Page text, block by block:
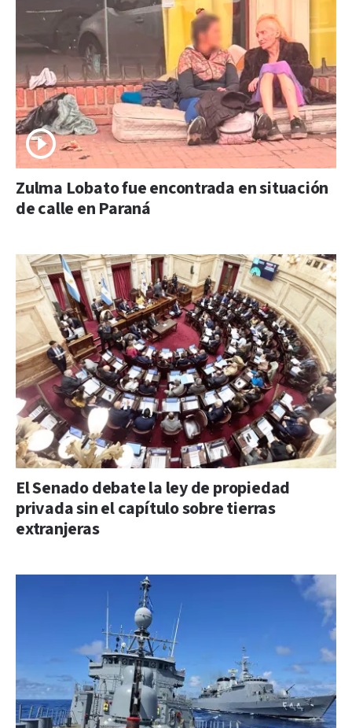
Zulma Lobato fue encontrada en situación
de calle en Paraná
El Senado debate la ley de propiedad
privada sin el capítulo sobre tierras
extranjeras